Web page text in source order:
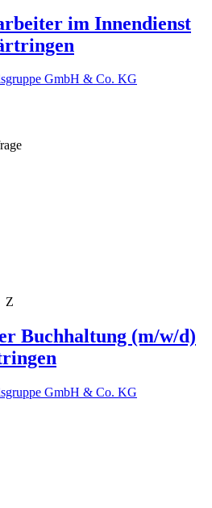
im Innendienst
GmbH & Co. KG
Z
Buchhaltung (m/w/d)
GmbH & Co. KG